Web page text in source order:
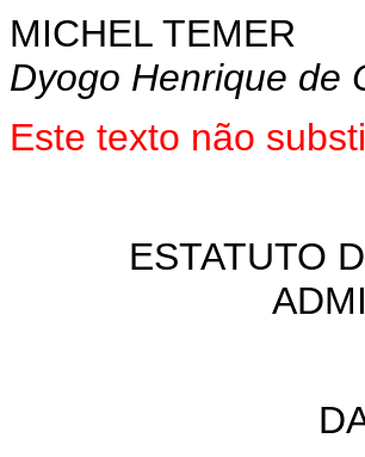
MICHEL TEMER
Dyogo Henrique de
Este texto não
ESTATUTO